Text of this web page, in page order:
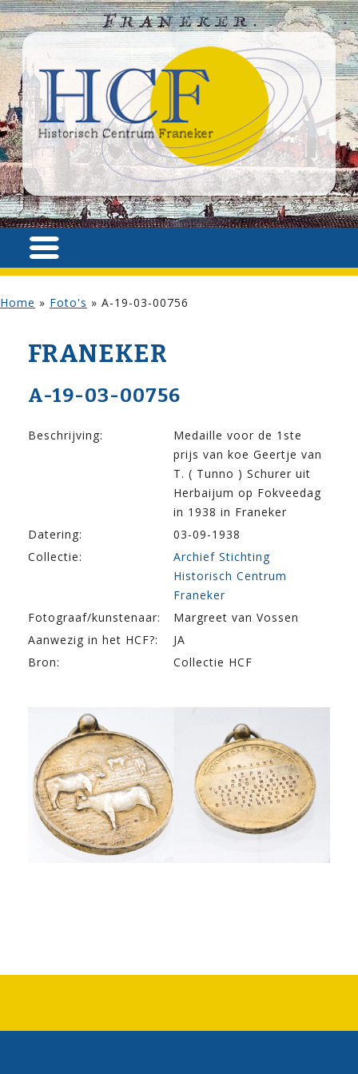
Home » Foto's » A-19-03-00756
FRANEKER
A-19-03-00756
Beschrijving:
Medaille voor de 1ste
prijs van koe Geertje van
T. ( Tunno ) Schurer uit
Herbaijum op Fokveedag
in 1938 in Franeker
Datering:
03-09-1938
Collectie:
Archief Stichting
Historisch Centrum
Franeker
Fotograaf/kunstenaar:
Margreet van Vossen
Aanwezig in het HCF?:
JA
Bron:
Collectie HCF